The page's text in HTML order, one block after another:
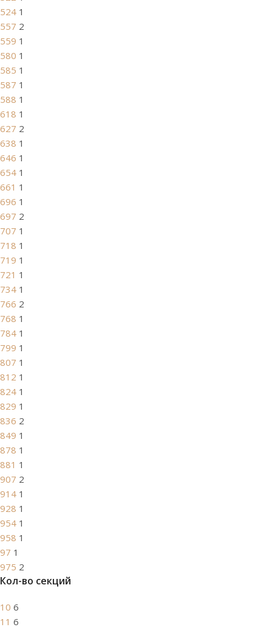
524 1
557 2
559 1
580 1
585 1
587 1
588 1
618 1
627 2
638 1
646 1
654 1
661 1
696 1
697 2
707 1
718 1
719 1
721 1
734 1
766 2
768 1
784 1
799 1
807 1
812 1
824 1
829 1
836 2
849 1
878 1
881 1
907 2
914 1
928 1
954 1
958 1
97 1
975 2
Кол-во секций
10 6
11 6